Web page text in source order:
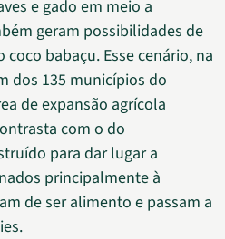
e gado em meio a
geram possibilidades de
babaçu. Esse cenário, na
dos 135 municípios do
de expansão agrícola
com o do
para dar lugar a
principalmente à
de ser alimento e passam a